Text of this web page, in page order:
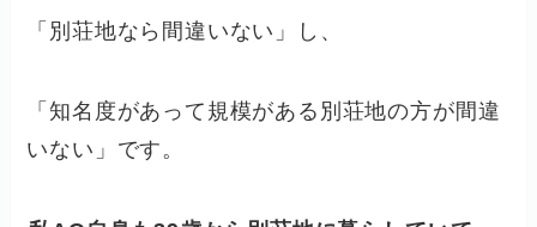
「別荘地なら間違いない」し、
「知名度があって規模がある別荘地の方が間違
いない」です。